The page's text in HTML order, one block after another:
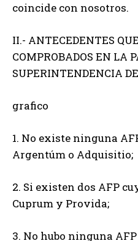
coincide con nosotros.
II.- ANTECEDENTES
COMPROBADOS EN LA
SUPERINTENDENCIA
grafico
1. No existe ninguna
Argentúm o Adquisitio;
2. Si existen dos AFP
Cuprum y Provida;
3. No hubo ninguna